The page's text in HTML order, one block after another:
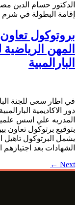
الدكتور حسام الدين
إقامة البطولة في
بروتوكول تعاون
المهن
البارالمبية
في اطار سعى للجنة
دور الاكاديمية
المدربه علي اسس
بتوقيع برتوكول تعاون
يشمل البرتوكول تاهيل
الشهادات بعد
Next
←